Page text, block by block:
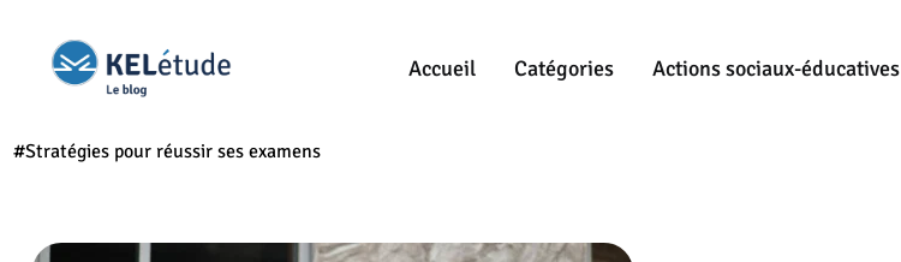
Accueil Catégories Actions sociaux-éducatives
#Stratégies pour réussir ses examens